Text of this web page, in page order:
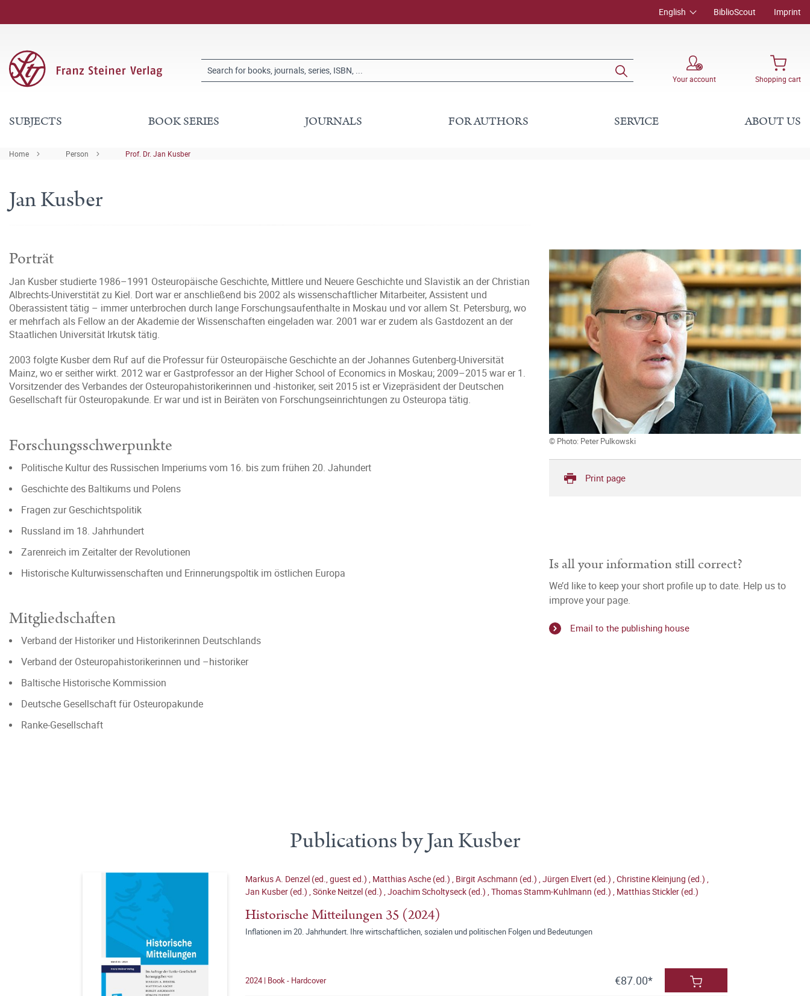
English BiblioScout Imprint
Your account Shopping cart
SUBJECTS BOOK SERIES JOURNALS FOR AUTHORS SERVICE ABOUT US
Home Person Prof. Dr. Jan Kusber
Jan Kusber
Porträt
Jan Kusber studierte 1986–1991 Osteuropäische Geschichte, Mittlere und Neuere Geschichte und Slavistik an der Christian
Albrechts-Universtität zu Kiel. Dort war er anschließend bis 2002 als wissenschaftlicher Mitarbeiter, Assistent und
Oberassistent tätig – immer unterbrochen durch lange Forschungsaufenthalte in Moskau und vor allem St. Petersburg, wo
er mehrfach als Fellow an der Akademie der Wissenschaften eingeladen war. 2001 war er zudem als Gastdozent an der
Staatlichen Universität Irkutsk tätig.
2003 folgte Kusber dem Ruf auf die Professur für Osteuropäische Geschichte an der Johannes Gutenberg-Universität
Mainz, wo er seither wirkt. 2012 war er Gastprofessor an der Higher School of Economics in Moskau; 2009–2015 war er 1.
Vorsitzender des Verbandes der Osteuropahistorikerinnen und -historiker, seit 2015 ist er Vizepräsident der Deutschen
Gesellschaft für Osteuropakunde. Er war und ist in Beiräten von Forschungseinrichtungen zu Osteuropa tätig.
Forschungsschwerpunkte
Politische Kultur des Russischen Imperiums vom 16. bis zum frühen 20. Jahundert
Geschichte des Baltikums und Polens
Fragen zur Geschichtspolitik
Russland im 18. Jahrhundert
Zarenreich im Zeitalter der Revolutionen
Historische Kulturwissenschaften und Erinnerungspoltik im östlichen Europa
Mitgliedschaften
Verband der Historiker und Historikerinnen Deutschlands
Verband der Osteuropahistorikerinnen und –historiker
Baltische Historische Kommission
Deutsche Gesellschaft für Osteuropakunde
Ranke-Gesellschaft
© Photo: Peter Pulkowski
Print page
Is all your information still correct?
We’d like to keep your short profile up to date. Help us to
improve your page.
Email to the publishing house
Publications by Jan Kusber
Markus A. Denzel (ed., guest ed.) , Matthias Asche (ed.) , Birgit Aschmann (ed.) ,Jürgen Elvert (ed.) ,Christine Kleinjung (ed.) ,
Jan Kusber (ed.) ,Sönke Neitzel (ed.) ,Joachim Scholtyseck (ed.) ,Thomas Stamm-Kuhlmann (ed.) , Matthias Stickler (ed.)
Historische Mitteilungen 35 (2024)
Inflationen im 20. Jahrhundert. Ihre wirtschaftlichen, sozialen und politischen Folgen und Bedeutungen
2024 | Book - Hardcover €87.00*